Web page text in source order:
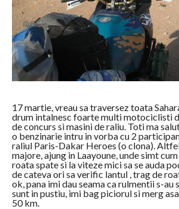
17 martie, vreau sa traversez toata
drum intalnesc foarte multi motociclisti
de concurs si masini de raliu. Toti ma
o benzinarie intru in vorba cu 2
raliul Paris-Dakar Heroes (o clona).
majore, ajung in Laayoune, unde simt
roata spate si la viteze mici sa se auda
de cateva ori sa verific lantul , trag de
ok, pana imi dau seama ca rulmentii s-au
sunt in pustiu, imi bag piciorul si merg
50 km.